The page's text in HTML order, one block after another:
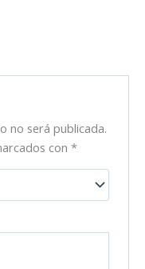
no será publicada.
con*